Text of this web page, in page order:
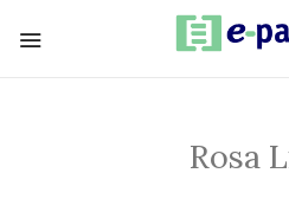
Rosa